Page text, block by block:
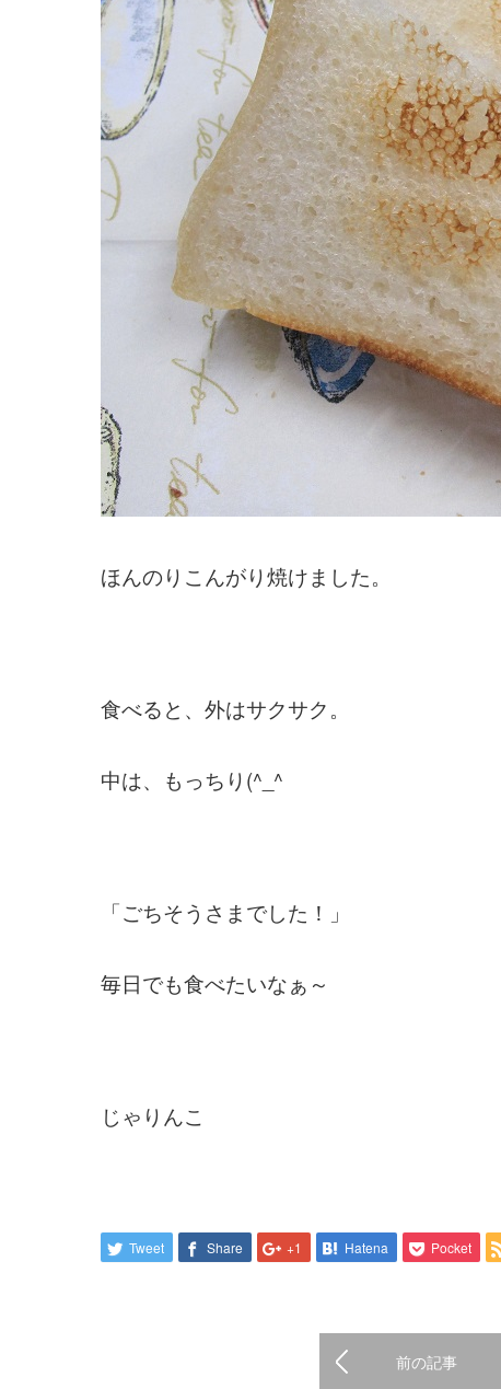
ほんのりこんがり焼けました。
食べると、外はサクサク。
中は、もっちり(^_^ゞ
「ごちそうさまでした！」
毎日でも食べたいなぁ～
じゃりんこ
Tweet Share +1 Hatena Pocket
前の記事